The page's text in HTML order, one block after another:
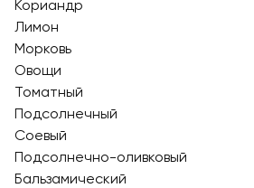
Кориандр
Лимон
Морковь
Овощи
Томатный
Подсолнечный
Соевый
Подсолнечно-оливковый
Бальзамический